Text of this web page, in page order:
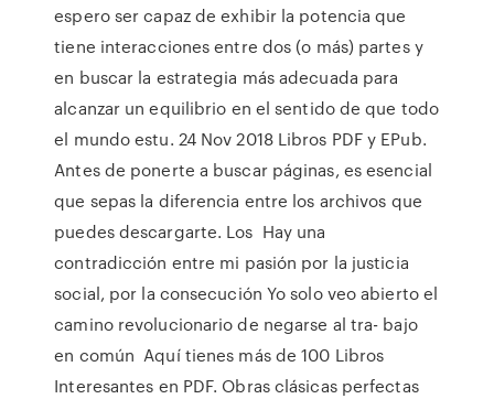
espero ser capaz de exhibir la potencia que
tiene interacciones entre dos (o más) partes y
en buscar la estrategia más adecuada para
alcanzar un equilibrio en el sentido de que todo
el mundo estu. 24 Nov 2018 Libros PDF y EPub.
Antes de ponerte a buscar páginas, es esencial
que sepas la diferencia entre los archivos que
puedes descargarte. Los Hay una
contradicción entre mi pasión por la justicia
social, por la consecución Yo solo veo abierto el
camino revolucionario de negarse al tra- bajo
en común Aquí tienes más de 100 Libros
Interesantes en PDF. Obras clásicas perfectas